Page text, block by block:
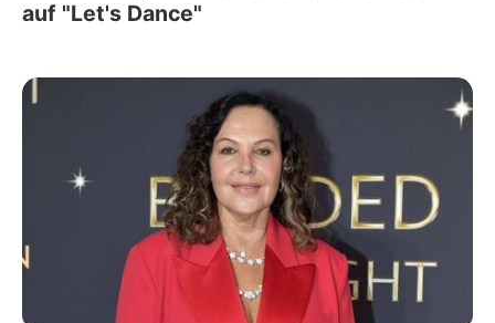
auf "Let's Dance"